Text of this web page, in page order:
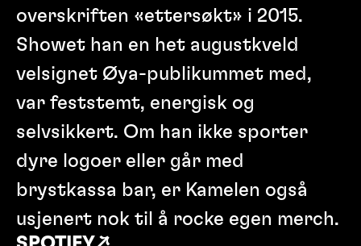
overskriften «ettersøkt» i 2015.
Showet han en het augustkveld
velsignet Øya-publikummet med,
var feststemt, energisk og
selvsikkert. Om han ikke sporter
dyre logoer eller går med
brystkassa bar, er Kamelen også
usjenert nok til å rocke egen merch.